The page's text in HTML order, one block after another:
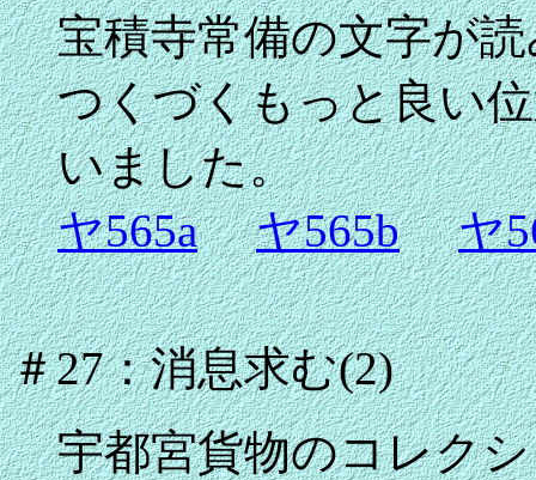
宝積寺常備の文字が
つくづくもっと良い
いました。
ヤ565a
ヤ565b ヤ
＃27：消息求む(2)
宇都宮貨物のコレク